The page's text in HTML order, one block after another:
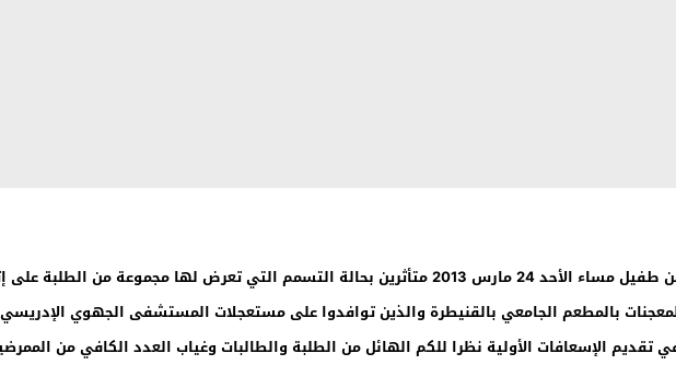
والمعجنات بالمطعم الجامعي بالقنيطرة والذين توافدوا على مستعجلات المستشفى الجهوي
الإسعافات الأولية نظرا للكم الهائل من الطلبة والطالبات وغياب العدد الكافي من